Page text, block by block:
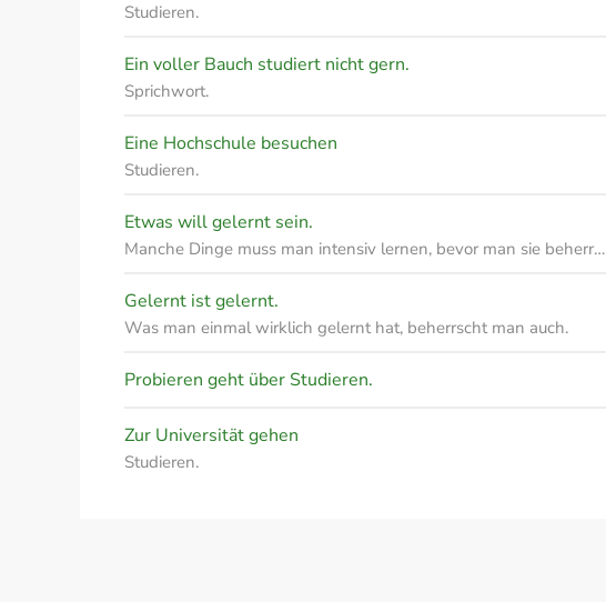
Studieren.
Ein voller Bauch studiert nicht gern.
Sprichwort.
Eine Hochschule besuchen
Studieren.
Etwas will gelernt sein.
Manche Dinge muss man intensiv lernen, bevor man sie beherr…
Gelernt ist gelernt.
Was man einmal wirklich gelernt hat, beherrscht man auch.
Probieren geht über Studieren.
Zur Universität gehen
Studieren.